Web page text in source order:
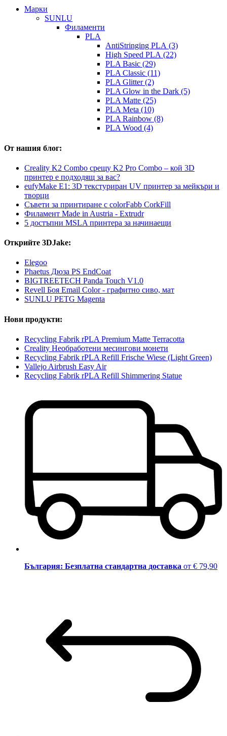
Mарки
SUNLU
Филаменти
PLA
AntiStringing PLA (3)
High Speed PLA (22)
PLA Basic (29)
PLA Classic (11)
PLA Glitter (2)
PLA Glow in the Dark (5)
PLA Matte (25)
PLA Meta (10)
PLA Rainbow (8)
PLA Wood (4)
От нашия блог:
Creality K2 Combo срещу K2 Pro Combo – кой 3D
принтер е подходящ за вас?
eufyMake E1: 3D текстуриран UV принтер за мейкъри и
творци
Съвети за принтиране с colorFabb CorkFill
Филамент Made in Austria - Extrudr
5 достъпни MSLA принтера за начинаещи
Открийте 3DJake:
Elegoo
Phaetus Дюза PS EndCoat
BIGTREETECH Panda Touch V1.0
Revell Боя Email Color - графитно сиво, мат
SUNLU PETG Magenta
Нови продукти:
Recycling Fabrik rPLA Premium Matte Terracotta
Creality Необработени месингови монети
Recycling Fabrik rPLA Refill Frische Wiese (Light Green)
Vallejo Airbrush Easy Air
Recycling Fabrik rPLA Refill Shimmering Statue
България: Безплатна стандартна доставка от € 79,90